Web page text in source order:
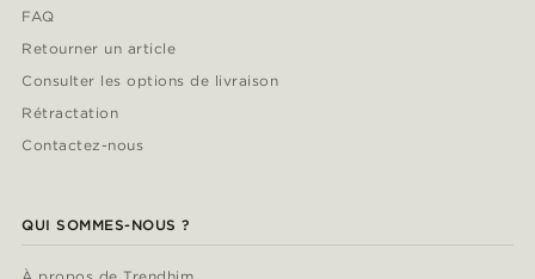
FAQ
Retourner un article
Consulter les options de livraison
Rétractation
Contactez-nous
QUI SOMMES-NOUS ?